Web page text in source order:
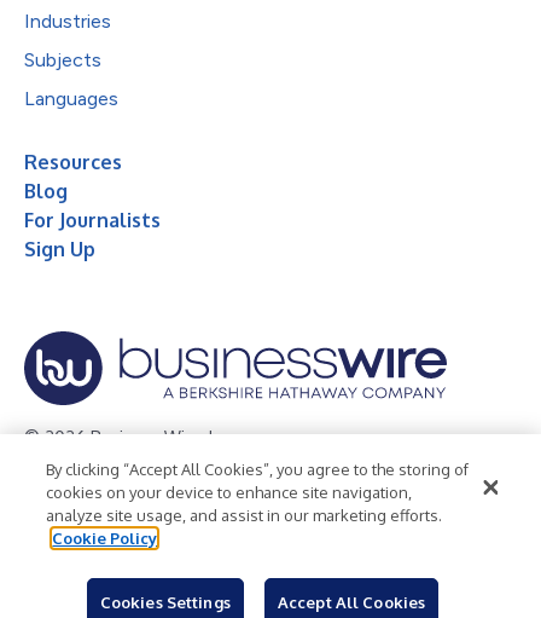
Industries
Subjects
Languages
Resources
Blog
For Journalists
Sign Up
© 2026 Business Wire, Inc.
Privacy Policy Cookie Policy
Accessibility Statement
Terms of Use
Legal
By clicking “Accept All Cookies”, you agree to the storing of
cookies on your device to enhance site navigation,
analyze site usage, and assist in our marketing efforts.
Cookie Policy
Cookies Settings Accept All Cookies